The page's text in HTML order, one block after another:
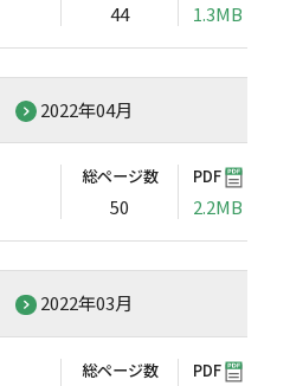
44 1.3MB
2022年04月
総ページ数
50
PDF
2.2MB
2022年03月
総ページ数 PDF